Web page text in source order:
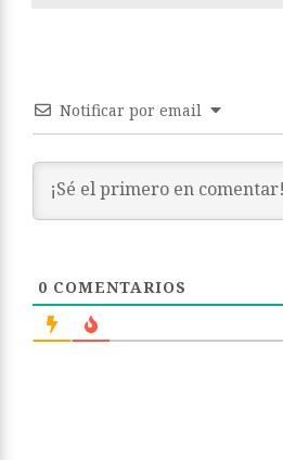
Notificar por email
0 COMENTARIOS